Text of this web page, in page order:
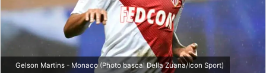
Gelson Martins - Monaco (Photo bascal Della Zuana/Icon Sport)